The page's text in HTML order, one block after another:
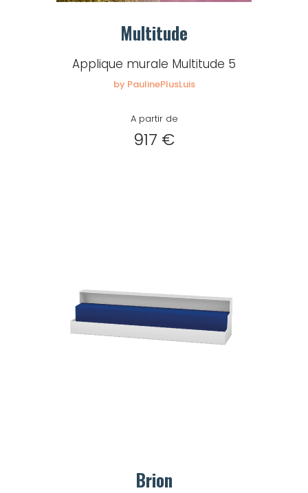
Multitude
Applique murale Multitude 5
by PaulinePlusLuis
A partir de
917 €
Brion